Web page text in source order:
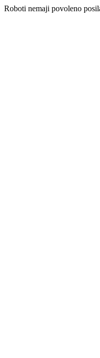
Roboti nemaji povoleno